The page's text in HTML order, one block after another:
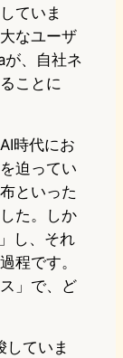
ていま
なユーザ
、自社ネ
ことに
時代にお
迫ってい
といった
た。しか
し、それ
程です。
」で、ど
ていま